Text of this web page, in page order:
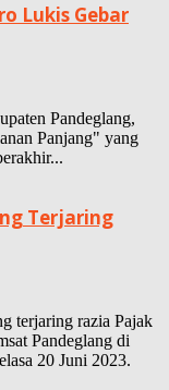
Lukis Gebar
Pandeglang,
Panjang" yang
Terjaring
terjaring razia Pajak
Pandeglang di
20 Juni 2023.